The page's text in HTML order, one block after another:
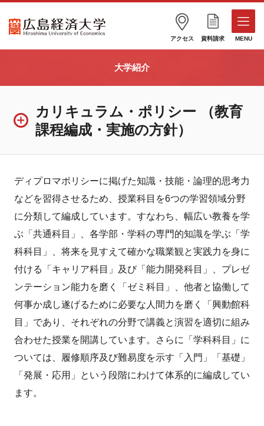
アクセス 資料請求 MENU
大学紹介
カリキュラム・ポリシー （教育
課程編成・実施の方針）
ディプロマポリシーに掲げた知識・技能・論理的思考力
などを習得させるため、授業科目を6つの学習領域分野
に分類して編成しています。すなわち、幅広い教養を学
ぶ「共通科目」、各学部・学科の専門的知識を学ぶ「学
科科目」、将来を見すえて確かな職業観と実践力を身に
付ける「キャリア科目」及び「能力開発科目」、プレゼ
ンテーション能力を磨く「ゼミ科目」、他者と協働して
何事か成し遂げるために必要な人間力を磨く「興動館科
目」であり、それぞれの分野で講義と演習を適切に組み
合わせた授業を開講しています。さらに「学科科目」に
ついては、履修順序及び難易度を示す「入門」「基礎」
「発展・応用」という段階にわけて体系的に編成してい
ます。